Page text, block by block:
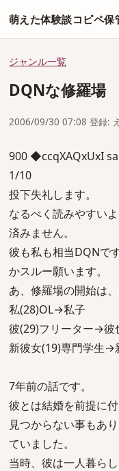
萌えた体験談コピペ保
ジャンル一覧
DQNな修羅場
2006/09/30 07:08 登録:
900 ◆ccqXAQxUxI
1/10
投下失礼します。
なるべく読みやすい
済みません。
彼も私も相当DQNで
かスルー願います。
あ、修羅場の開始は
私(28)OL→私子
彼(29)フリーター→彼
新彼女(19)専門学生→
7年前の話です。
彼とは結婚を前提に
見つからない事もあ
ていました。
当時、彼は一人暮らし